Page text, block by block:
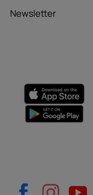
e-mail
Το μήνυμά σας
Newsletter